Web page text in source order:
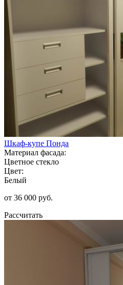
Шкаф-купе Понда
Материал фасада:
Цветное стекло
Цвет:
Белый
от 36 000 руб.
Рассчитать